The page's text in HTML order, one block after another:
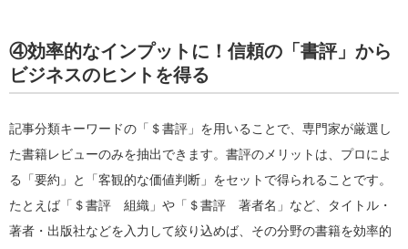
④効率的なインプットに！信頼の「書評」から
ビジネスのヒントを得る
記事分類キーワードの「＄書評」を用いることで、専門家が厳選し
た書籍レビューのみを抽出できます。書評のメリットは、プロによ
る「要約」と「客観的な価値判断」をセットで得られることです。
たとえば「＄書評 組織」や「＄書評 著者名」など、タイトル・
著者・出版社などを入力して絞り込めば、その分野の書籍を効率的